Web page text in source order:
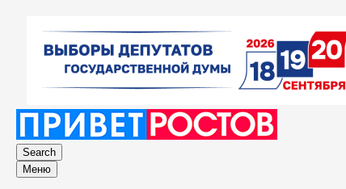
Search
Меню